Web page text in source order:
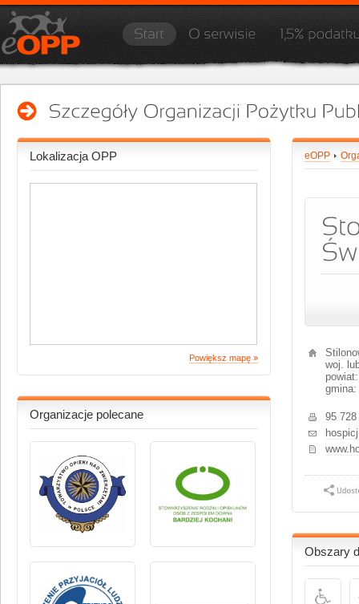
Lokalizacja OPP
Powiększ mapę »
Organizacje polecane
eOPP
woj.
95
Obszary